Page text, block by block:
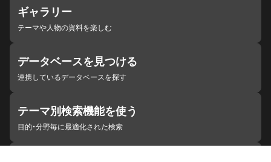
ギャラリー
テーマや人物の資料を楽しむ
データベースを見つける
連携しているデータベースを探す
テーマ別検索機能を使う
目的・分野毎に最適化された検索